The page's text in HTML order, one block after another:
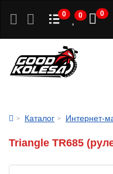
0 0 0
Каталог Интернет-
Triangle TR685